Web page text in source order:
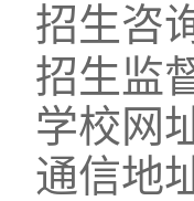
招生咨
招生监
学校网
通信地